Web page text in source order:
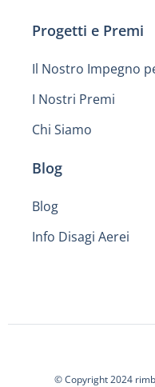
Progetti e Premi
Il Nostro Impegno
I Nostri Premi
Chi Siamo
Blog
Blog
Info Disagi Aerei
© Copyright 2024